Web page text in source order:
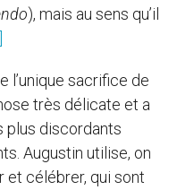
), mais au sens qu’il
l’unique sacrifice de
très délicate et a
plus discordants
Augustin utilise, on
et célébrer, qui sont